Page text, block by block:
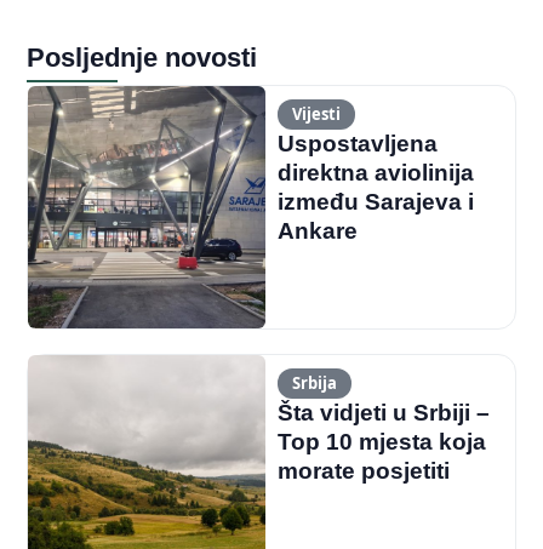
Posljednje novosti
Vijesti
Uspostavljena
direktna aviolinija
između Sarajeva i
Ankare
Srbija
Šta vidjeti u Srbiji –
Top 10 mjesta koja
morate posjetiti